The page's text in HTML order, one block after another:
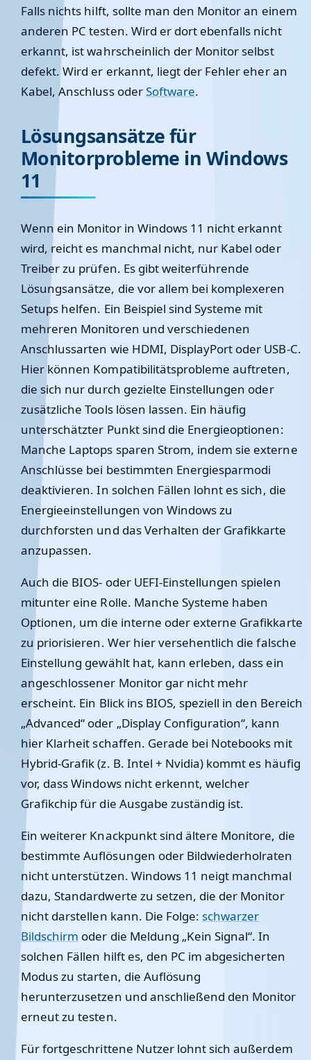
Falls nichts hilft, sollte man den Monitor an einem
anderen PC testen. Wird er dort ebenfalls nicht
erkannt, ist wahrscheinlich der Monitor selbst
defekt. Wird er erkannt, liegt der Fehler eher an
Kabel, Anschluss oderSoftware.
Lösungsansätze für
Monitorprobleme in Windows
11
Wenn ein Monitor in Windows 11 nicht erkannt
wird, reicht es manchmal nicht, nur Kabel oder
Treiber zu prüfen. Es gibt weiterführende
Lösungsansätze, die vor allem bei komplexeren
Setups helfen. Ein Beispiel sind Systeme mit
mehreren Monitoren und verschiedenen
Anschlussarten wie HDMI, DisplayPort oder USB-C.
Hier können Kompatibilitätsprobleme auftreten,
die sich nur durch gezielte Einstellungen oder
zusätzliche Tools lösen lassen. Ein häufig
unterschätzter Punkt sind die Energieoptionen:
Manche Laptops sparen Strom, indem sie externe
Anschlüsse bei bestimmten Energiesparmodi
deaktivieren. In solchen Fällen lohnt es sich, die
Energieeinstellungen von Windows zu
durchforsten und das Verhalten der Grafikkarte
anzupassen.
Auch die BIOS- oder UEFI-Einstellungen spielen
mitunter eine Rolle. Manche Systeme haben
Optionen, um die interne oder externe Grafikkarte
zu priorisieren. Wer hier versehentlich die falsche
Einstellung gewählt hat, kann erleben, dass ein
angeschlossener Monitor gar nicht mehr
erscheint. Ein Blick ins BIOS, speziell in den Bereich
„Advanced“ oder „Display Configuration“, kann
hier Klarheit schaffen. Gerade bei Notebooks mit
Hybrid-Grafik (z. B. Intel + Nvidia) kommt es häufig
vor, dass Windows nicht erkennt, welcher
Grafikchip für die Ausgabe zuständig ist.
Ein weiterer Knackpunkt sind ältere Monitore, die
bestimmte Auflösungen oder Bildwiederholraten
nicht unterstützen. Windows 11 neigt manchmal
dazu, Standardwerte zu setzen, die der Monitor
nicht darstellen kann. Die Folge: schwarzer
Bildschirm oder die Meldung „Kein Signal“. In
solchen Fällen hilft es, den PC im abgesicherten
Modus zu starten, die Auflösung
herunterzusetzen und anschließend den Monitor
erneut zu testen.
Für fortgeschrittene Nutzer lohnt sich außerdem